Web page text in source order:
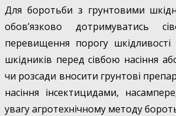
Для боротьби з грунтовими
обов’язково дотримуватись
перевищення порогу
шкідників перед сівбою насіння
чи розсади вносити грунтові
насіння інсектицидами,
увагу агротехнічному методу